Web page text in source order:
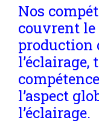
Nos
couvrent
production
l’éclairage,
l’aspect
l’éclairage.